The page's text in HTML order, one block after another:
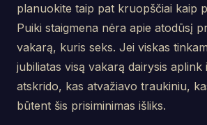
planuokite taip pat kruopščiai kaip
Puiki staigmena nėra apie atodūsį
vakarą, kuris seks. Jei viskas
jubiliatas visą vakarą dairysis
atskrido, kas atvažiavo traukiniu,
būtent šis prisiminimas išliks.